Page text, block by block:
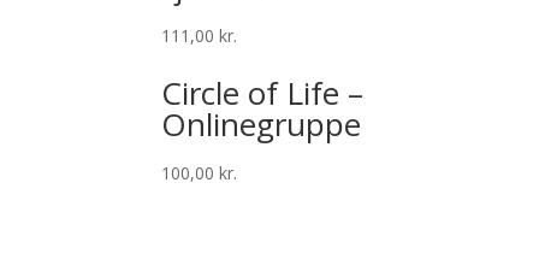
111,00kr.
Circle of Life –
Onlinegruppe
100,00kr.